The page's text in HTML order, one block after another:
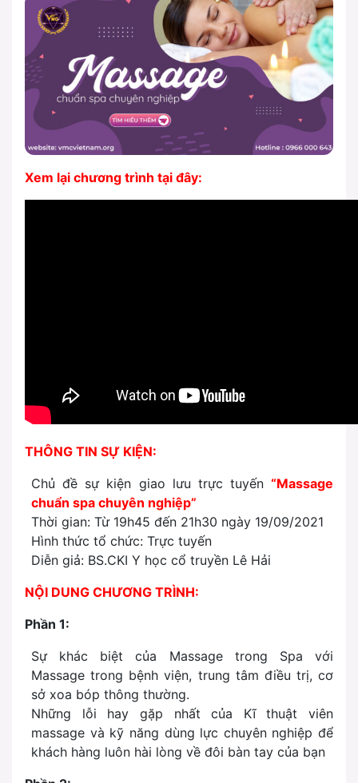
Xem lại chương trình tại đây:
THÔNG TIN SỰ KIỆN:
Chủ đề sự kiện giao lưu trực tuyến “Massage
chuẩn spa chuyên nghiệp”
Thời gian: Từ 19h45 đến 21h30 ngày 19/09/2021
Hình thức tổ chức: Trực tuyến
Diễn giả: BS.CKI Y học cổ truyền Lê Hải
NỘI DUNG CHƯƠNG TRÌNH:
Phần 1:
Sự khác biệt của Massage trong Spa với
Massage trong bệnh viện, trung tâm điều trị, cơ
sở xoa bóp thông thường.
Những lỗi hay gặp nhất của Kĩ thuật viên
massage và kỹ năng dùng lực chuyên nghiệp để
khách hàng luôn hài lòng về đôi bàn tay của bạn